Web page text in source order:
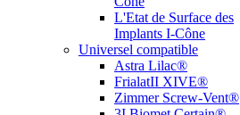
L'Etat de Surface des
Implants I-Cône
Universel compatible
Astra Lilac®
FrialatII XIVE®
Zimmer Screw-Vent®